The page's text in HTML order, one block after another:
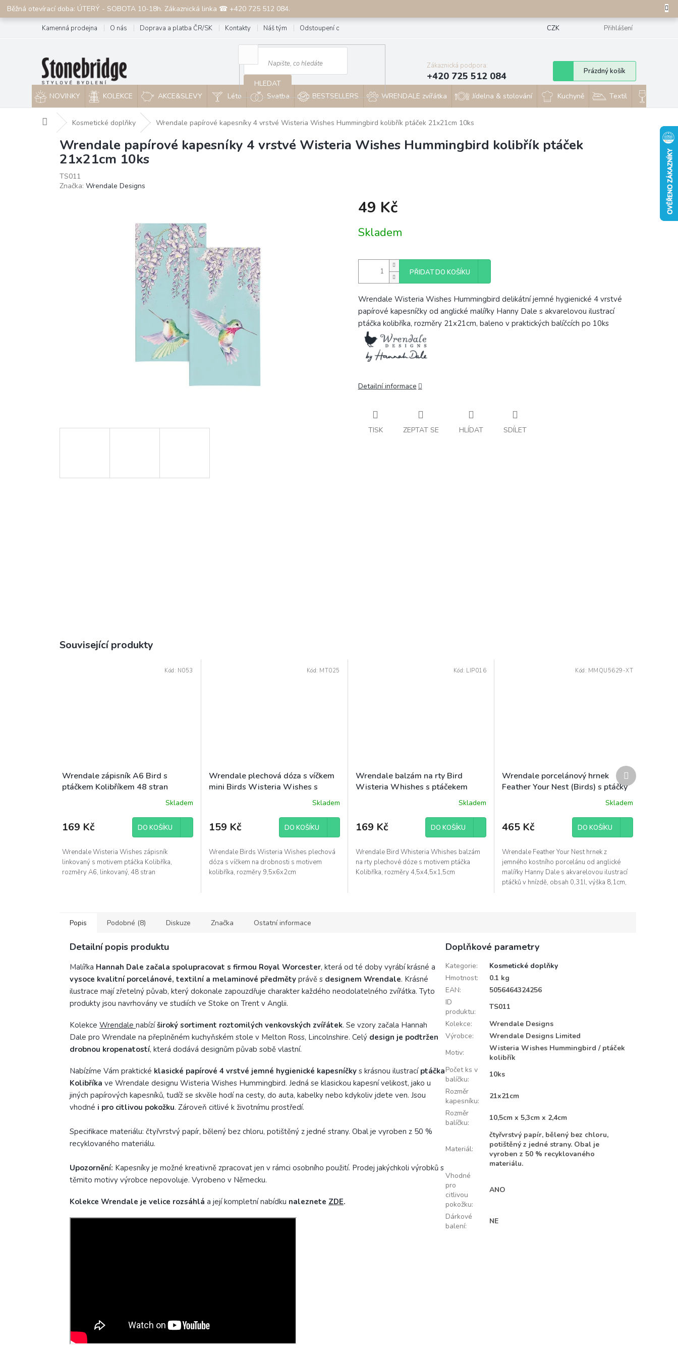
PřejítBěžná otevírací doba: ÚTERÝ - SOBOTA 10-18h. Zákaznická linka ☎ +420 725 512 084.
Kamenná prodejna O nás Doprava a platba ČR/SK Kontakty Náš tým Odstoupení od smlouvy CZK Přihlášení
HLEDAT
Zákaznická podpora:
+420 725 512 084
Nákupní
košík
Prázdný košík
NOVINKY KOLEKCE AKCE&SLEVY Léto Svatba BESTSELLERS WRENDALE zvířátka Jídelna & stolování Kuchyně Textil
Domů Kosmetické doplňky Wrendale papírové kapesníky 4 vrstvé Wisteria Wishes Hummingbird kolibřík ptáček 21x21cm 10ks
Wrendale papírové kapesníky 4 vrstvé Wisteria Wishes Hummingbird kolibřík ptáček
21x21cm 10ks
TS011
Značka: Wrendale Designs
49 Kč
cena:
Skladem
PŘIDAT DO KOŠÍKU
Wrendale Wisteria Wishes Hummingbird delikátní jemné hygienické 4 vrstvé
papírové kapesníčky od anglické malířky Hanny Dale s akvarelovou ilustrací
ptáčka kolibříka, rozměry 21x21cm, baleno v praktických balíčcích po 10ks
Detailní informace
TISK ZEPTAT SE HLÍDAT SDÍLET
Související produkty
Wrendale zápisník A6 Bird s
ptáčkem Kolibříkem 48 stran
Skladem
169 Kč DO KOŠÍKU
Wrendale Wisteria Wishes zápisník
linkovaný s motivem ptáčka Kolibříka,
rozměry A6, linkovaný, 48 stran
Kód: N053
Wrendale plechová dóza s víčkem
mini Birds Wisteria Wishes s
ptáčkem kolibříkem 9,5x6cmSkladem
159 Kč DO KOŠÍKU
Wrendale Birds Wisteria Wishes plechová
dóza s víčkem na drobnosti s motivem
kolibříka, rozměry 9,5x6x2cm
Kód: MT025
Wrendale balzám na rty Bird
Wisteria Whishes s ptáčekem
Skladem
169 Kč DO KOŠÍKU
Wrendale Bird Whisteria Whishes balzám
na rty plechové dóze s motivem ptáčka
Kolibříka, rozměry 4,5x4,5x1,5cm
Kód: LIP016
Wrendale porcelánový hrnek
Feather Your Nest (Birds) s ptáčky
Skladem
465 Kč DO KOŠÍKU
Wrendale Feather Your Nest hrnek z
jemného kostního porcelánu od anglické
malířky Hanny Dale s akvarelovou ilustrací
ptáčků v hnízdě, obsah 0,31l, výška 8,1cm,
Kód: MMQU5629-XT
Další
produkt
Popis Podobné (8) Diskuze Značka Ostatní informace
Detailní popis produktu
Malířka Hannah Dale začala spolupracovat s firmou Royal Worcester, která od té doby vyrábí krásné a
vysoce kvalitní porcelánové, textilní a melaminové předměty právě s designem Wrendale. Krásné
ilustrace mají zřetelný půvab, který dokonale zapouzdřuje charakter každého neodolatelného zvířátka. Tyto
produkty jsou navrhovány ve studiích ve Stoke on Trent v Anglii.
Kolekce Wrendale nabízíširoký sortiment roztomilých venkovských zvířátek. Se vzory začala Hannah
Dale pro Wrendale na přeplněném kuchyňském stole v Melton Ross, Lincolnshire. Celý design je podtržen
drobnou kropenatostí, která dodává designům půvab sobě vlastní.
Nabízíme Vám praktické klasické papírové 4 vrstvé jemné hygienické kapesníčky s krásnou ilustrací ptáčka
Kolibříka ve Wrendale designu Wisteria Wishes Hummingbird. Jedná se klasickou kapesní velikost, jako u
jiných papírových kapesníků, tudíž se skvěle hodí na cesty, do auta, kabelky nebo kdykoliv jdete ven. Jsou
vhodné i pro citlivou pokožku. Zároveň citlivé k životnímu prostředí.
Specifikace materiálu: čtyřvrstvý papír, bělený bez chloru, potištěný z jedné strany. Obal je vyroben z 50 %
recyklovaného materiálu.
Upozornění: Kapesníky je možné kreativně zpracovat jen v rámci osobního použití. Prodej jakýchkoli výrobků s
těmito motivy výrobce nepovoluje. Vyrobeno v Německu.
Kolekce Wrendale je velice rozsáhlá a její kompletní nabídku naleznete ZDE.
Doplňkové parametry
Kategorie:
Kosmetické doplňky
Hmotnost:
0.1 kg
EAN:
5056464324256
ID
produktu:
TS011
Kolekce:
Wrendale Designs
Výrobce:
Wrendale Designs Limited
Motiv:
Wisteria Wishes Hummingbird / ptáček
kolibřík
Počet ks v
balíčku:
10ks
Rozměr
kapesníku:
21x21cm
Rozměr
balíčku:
10,5cm x 5,3cm x 2,4cm
Materiál:
čtyřvrstvý papír, bělený bez chloru,
potištěný z jedné strany. Obal je
vyroben z 50 % recyklovaného
materiálu.
Vhodné
pro
citlivou
pokožku:
ANO
Dárkové
balení:
NE